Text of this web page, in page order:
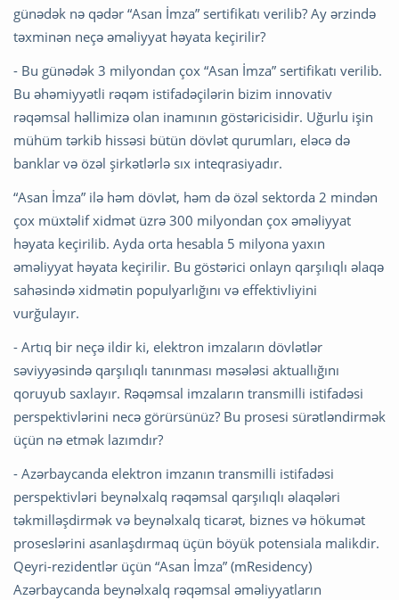
günədək nə qədər “Asan İmza” sertifikatı verilib? Ay ərzində
təxminən neçə əməliyyat həyata keçirilir?
- Bu günədək 3 milyondan çox “Asan İmza” sertifikatı verilib.
Bu əhəmiyyətli rəqəm istifadəçilərin bizim innovativ
rəqəmsal həllimizə olan inamının göstəricisidir. Uğurlu işin
mühüm tərkib hissəsi bütün dövlət qurumları, eləcə də
banklar və özəl şirkətlərlə sıx inteqrasiyadır.
“Asan İmza” ilə həm dövlət, həm də özəl sektorda 2 mindən
çox müxtəlif xidmət üzrə 300 milyondan çox əməliyyat
həyata keçirilib. Ayda orta hesabla 5 milyona yaxın
əməliyyat həyata keçirilir. Bu göstərici onlayn qarşılıqlı əlaqə
sahəsində xidmətin populyarlığını və effektivliyini
vurğulayır.
- Artıq bir neçə ildir ki, elektron imzaların dövlətlər
səviyyəsində qarşılıqlı tanınması məsələsi aktuallığını
qoruyub saxlayır. Rəqəmsal imzaların transmilli istifadəsi
perspektivlərini necə görürsünüz? Bu prosesi sürətləndirmək
üçün nə etmək lazımdır?
- Azərbaycanda elektron imzanın transmilli istifadəsi
perspektivləri beynəlxalq rəqəmsal qarşılıqlı əlaqələri
təkmilləşdirmək və beynəlxalq ticarət, biznes və hökumət
proseslərini asanlaşdırmaq üçün böyük potensiala malikdir.
Qeyri-rezidentlər üçün “Asan İmza” (mResidency)
Azərbaycanda beynəlxalq rəqəmsal əməliyyatların